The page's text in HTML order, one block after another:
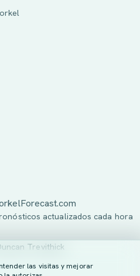
las visitas y mejorar
actualizados cada hora
Trevithick